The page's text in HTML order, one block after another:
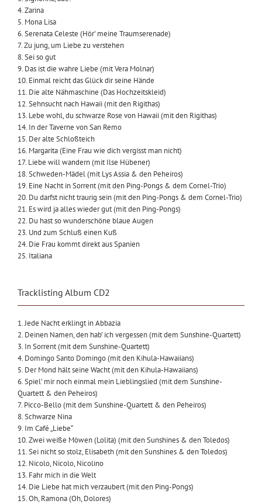
4. Zarina
5. Mona Lisa
6. Serenata Celeste (Hör’ meine Traumserenade)
7. Zu jung, um Liebe zu verstehen
8. Sei so gut
9. Das ist die wahre Liebe (mit Vera Molnar)
10. Einmal reicht das Glück dir seine Hände
11. Die alte Nähmaschine (Das Hochzeitskleid)
12. Sehnsucht nach Hawaii (mit den Rigithas)
13. Lebe wohl, du schwarze Rose von Hawaii (mit den Rigithas)
14. In der Taverne von San Remo
15. Der alte Schloßteich
16. Margarita (Eine Frau wie dich vergisst man nicht)
17. Liebe will wandern (mit Ilse Hübener)
18. Schweden-Mädel (mit Lys Assia & den Peheiros)
19. Eine Nacht in Sorrent (mit den Ping-Pongs & dem Cornel-Trio)
20. Du darfst nicht traurig sein (mit den Ping-Pongs & dem Cornel-Trio)
21. Es wird ja alles wieder gut (mit den Ping-Pongs)
22. Du hast so wunderschöne blaue Augen
23. Und zum Schluß einen Kuß
24. Die Frau kommt direkt aus Spanien
25. Italiana
Tracklisting Album CD2
1. Jede Nacht erklingt in Abbazia
2. Deinen Namen, den hab’ ich vergessen (mit dem Sunshine-Quartett)
3. In Sorrent (mit dem Sunshine-Quartett)
4. Domingo Santo Domingo (mit den Kihula-Hawaiians)
5. Der Mond hält seine Wacht (mit den Kihula-Hawaiians)
6. Spiel’ mir noch einmal mein Lieblingslied (mit dem Sunshine-
Quartett & den Peheiros)
7. Picco-Bello (mit dem Sunshine-Quartett & den Peheiros)
8. Schwarze Nina
9. Im Café „Liebe“
10. Zwei weiße Möwen (Lolita) (mit den Sunshines & den Toledos)
11. Sei nicht so stolz, Elisabeth (mit den Sunshines & den Toledos)
12. Nicolo, Nicolo, Nicolino
13. Fahr mich in die Welt
14. Die Liebe hat mich verzaubert (mit den Ping-Pongs)
15. Oh, Ramona (Oh, Dolores)